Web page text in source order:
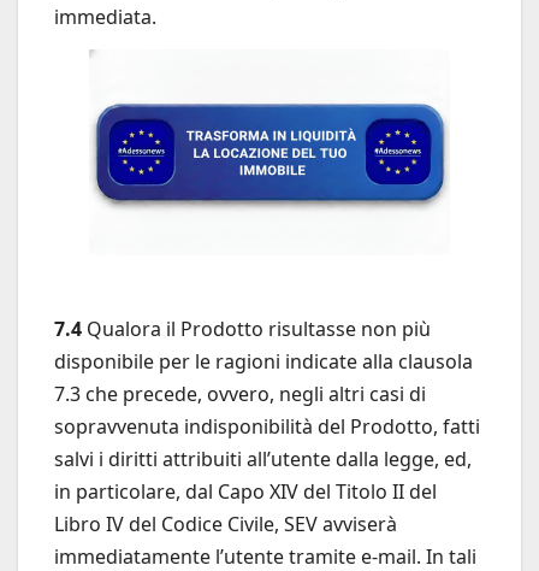
immediata.
7.4 Qualora il Prodotto risultasse non più
disponibile per le ragioni indicate alla clausola
7.3 che precede, ovvero, negli altri casi di
sopravvenuta indisponibilità del Prodotto, fatti
salvi i diritti attribuiti all’utente dalla legge, ed,
in particolare, dal Capo XIV del Titolo II del
Libro IV del Codice Civile, SEV avviserà
immediatamente l’utente tramite e-mail. In tali